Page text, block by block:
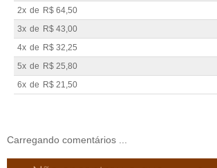
2x de R$ 64,50
3x de R$ 43,00
4x de R$ 32,25
5x de R$ 25,80
6x de R$ 21,50
Carregando comentários ...